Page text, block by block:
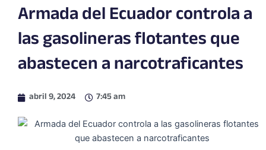
Armada del Ecuador controla a
las gasolineras flotantes que
abastecen a narcotraficantes
abril 9, 2024 7:45 am